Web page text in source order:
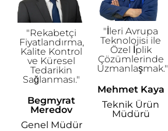
"Rekabetçi
Fiyatlandırma,
Kalite Kontrol
ve Küresel
Tedarikin
Sağlanması."
Begmyrat
Meredov
Genel Müdür
"İleri Avrupa
Teknolojisi ile
Özel İplik
Çözümlerinde
Uzmanlaşmak."
Mehmet Kaya
Teknik Ürün
Müdürü